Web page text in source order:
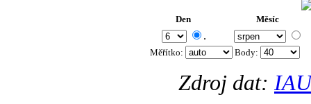
Den Měsíc
.
Měřítko: Body:
Zdroj dat: